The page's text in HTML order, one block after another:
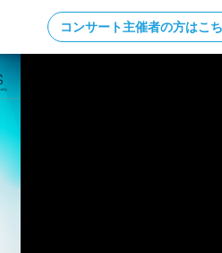
コンサート主催者の方はこ